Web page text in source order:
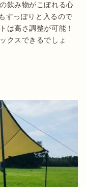
飲み物がこぼれる心
すっぽりと入るので
は高さ調整が可能！
クスできるでしょ